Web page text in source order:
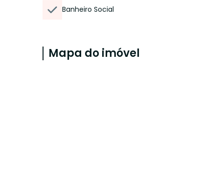
Banheiro Social
Mapa do imóvel